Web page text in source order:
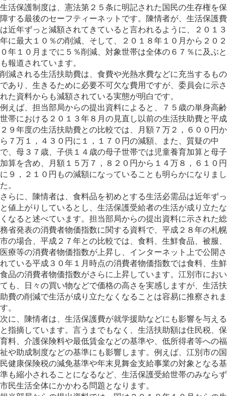
生活保護制度は、憲法第２５条に明記された国民の生存権を保
障する最後のセーフティーネットです。陳情者が、生活保護費
は近年ずっと減額されてきていると言われるように、２０１３
年に最大１０％の削減、そして、２０１８年１０月から２０２
０年１０月までに５％削減、対象世帯は全体の６７％に及ぶと
も報道されています。
削減される生活扶助費は、食費や光熱水費などに充当するもの
であり、生きるために必要不可欠な費用ですが、委員会に示さ
れた資料からも減額されている実態が明白です。
例えば、担当部局からの提出資料によると、７５歳の単身高齢
世帯における２０１３年８月の見直し以前の生活扶助費と平成
２９年度の生活扶助費との比較では、月額７万２，６００円か
ら７万１，４３０円に１，１７０円の減額、また、質疑の中
で、母３７歳、子供１４歳の母子世帯では児童養育加算と母子
加算を含め、月額１５万７，８２０円から１４万８，６１０円
に９，２１０円もの減額になっていることも明らかになりまし
た。
さらに、陳情者は、食料品を初めとする生活必需品は近年ずっ
と値上がりしているとし、生活保護受給者の生活が成り立たな
くなると述べています。担当部局からの提出資料に示された総
務省発表の消費者物価指数に関する資料で、平成２８年の札幌
市の場合、平成２７年との比較では、食料、生鮮食品、被服、
医療等の消費者物価指数が上昇し、インターネット上で公開さ
れている平成３０年１月時点の消費者物価指数では食料、生鮮
食品の消費者物価指数がさらに上昇しています。江別市におい
ても、日々の買い物などで価格の高さを実感しますが、生活扶
助費の削減で生活が成り立たなくなることは容易に推察されま
す。
次に、陳情者は、生活保護費が就学援助などにも影響を与える
と指摘しています。言うまでもなく、生活扶助額は住民税、保
育料、介護保険料や最低賃金などの基準や、低所得者等への福
祉や助成制度などの基準にも影響します。例えば、江別市の国
民健康保険税の減免基準や年末見舞金支給事業の対象となる基
準も縮小されることになるなど、生活保護受給世帯のみならず
市民生活全体にかかわる問題となります。